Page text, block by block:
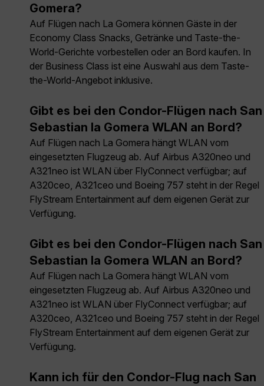
Gomera?
Auf Flügen nach La Gomera können Gäste in der
Economy Class Snacks, Getränke und Taste-the-
World-Gerichte vorbestellen oder an Bord kaufen. In
der Business Class ist eine Auswahl aus dem Taste-
the-World-Angebot inklusive.
Gibt es bei den Condor-Flügen nach San
Sebastian la Gomera WLAN an Bord?
Auf Flügen nach La Gomera hängt WLAN vom
eingesetzten Flugzeug ab. Auf Airbus A320neo und
A321neo ist WLAN über FlyConnect verfügbar; auf
A320ceo, A321ceo und Boeing 757 steht in der Regel
FlyStream Entertainment auf dem eigenen Gerät zur
Verfügung.
Gibt es bei den Condor-Flügen nach San
Sebastian la Gomera WLAN an Bord?
Auf Flügen nach La Gomera hängt WLAN vom
eingesetzten Flugzeug ab. Auf Airbus A320neo und
A321neo ist WLAN über FlyConnect verfügbar; auf
A320ceo, A321ceo und Boeing 757 steht in der Regel
FlyStream Entertainment auf dem eigenen Gerät zur
Verfügung.
Kann ich für den Condor-Flug nach San